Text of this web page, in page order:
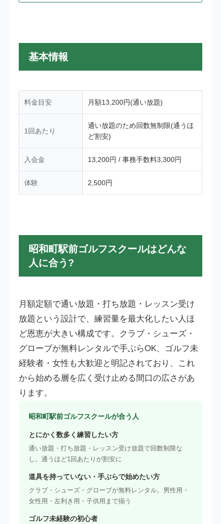
基本情報
料金目安 月額13,200円(通い放題)
1回あたり
通い放題のため回数無制限(通うほ
ど割安)
入会金 13,200円 / 事務手数料3,300円
体験 2,500円
昭和町駅前ゴルフスクールはどんな
人に合う?
月額定額で通い放題・打ち放題・レッスン受け
放題という設計で、練習量を最大化したい人ほ
ど恩恵が大きい構成です。クラブ・シューズ・
グローブが無料レンタルで手ぶらOK、ゴルフ未
経験者・女性も大歓迎と明記されており、これ
から始める層を広く受け止める間口の広さがあ
ります。
昭和町駅前ゴルフスクールが合う人
とにかく数多く練習したい方
通い放題・打ち放題・レッスン受け放題で回数制限な
し。通うほど1回あたりが割安に
道具を持っていない・手ぶらで始めたい方
クラブ・シューズ・グローブが無料レンタル。男性用・
女性用・左利き用・子供用まで揃う
ゴルフ未経験の初心者